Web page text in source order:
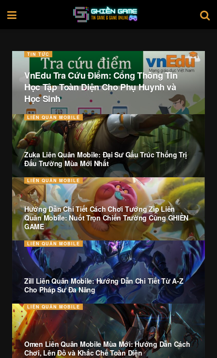
TIN TỨC
VnEdu Tra Cứu Điểm: Cổng Thông Tin
Học Tập Toàn Diện Cho Phụ Huynh và
Học Sinh
LIÊN QUÂN MOBILE
Zuka Liên Quân Mobile: Đại Sư Gấu Trúc Thống Trị
Đấu Trường Mùa Mới Nhất
LIÊN QUÂN MOBILE
Hướng Dẫn Chi Tiết Cách Chơi Tướng Zip Liên
Quân Mobile: Nuốt Trọn Chiến Trường Cùng GHIỀN
GAME
LIÊN QUÂN MOBILE
Zill Liên Quân Mobile: Hướng Dẫn Chi Tiết Từ A-Z
Cho Pháp Sư Đa Năng
LIÊN QUÂN MOBILE
Omen Liên Quân Mobile Mùa Mới: Hướng Dẫn Cách
Chơi, Lên Đồ và Khắc Chế Toàn Diện